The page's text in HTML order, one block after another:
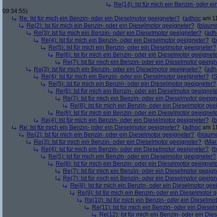
Re(14): Ist für mich ein Benzin- oder
09:34:55)
Re: Ist für mich ein Benzin- oder ein Dieselmotor geeigneter? (adhoc am
Re(2): Ist für mich ein Benzin- oder ein Dieselmotor geeigneter? (
Re(3): Ist für mich ein Benzin- oder ein Dieselmotor geeigneter? (
Re(4): Ist für mich ein Benzin- oder ein Dieselmotor geeigneter? (
Re(5): Ist für mich ein Benzin- oder ein Dieselmotor geeigneter?
Re(6): Ist für mich ein Benzin- oder ein Dieselmotor
Re(7): Ist für mich ein Benzin- oder ein Dieselmotor
Re(3): Ist für mich ein Benzin- oder ein Dieselmotor geeigneter? (
Re(4): Ist für mich ein Benzin- oder ein Dieselmotor geeigneter? (
Re(5): Ist für mich ein Benzin- oder ein Dieselmotor geeigneter?
Re(6): Ist für mich ein Benzin- oder ein Dieselmotor
Re(7): Ist für mich ein Benzin- oder ein Dieselmotor
Re(8): Ist für mich ein Benzin- oder ein Dieselmotor
Re(6): Ist für mich ein Benzin- oder ein Dieselmotor
Re(4): Ist für mich ein Benzin- oder ein Dieselmotor geeigneter? (
Re: Ist für mich ein Benzin- oder ein Dieselmotor geeigneter? (adhoc am
Re(2): Ist für mich ein Benzin- oder ein Dieselmotor geeigneter? (
Re(3): Ist für mich ein Benzin- oder ein Dieselmotor geeigneter? (
Re(4): Ist für mich ein Benzin- oder ein Dieselmotor geeigneter? (
Re(5): Ist für mich ein Benzin- oder ein Dieselmotor geeigneter?
Re(6): Ist für mich ein Benzin- oder ein Dieselmotor
Re(7): Ist für mich ein Benzin- oder ein Dieselmotor
Re(7): Ist für mich ein Benzin- oder ein Dieselmotor
Re(8): Ist für mich ein Benzin- oder ein Dieselmotor
Re(9): Ist für mich ein Benzin- oder ein Dieselmotor
Re(10): Ist für mich ein Benzin- oder ein
Re(11): Ist für mich ein Benzin- oder ein
Re(12): Ist für mich ein Benzin- oder ein